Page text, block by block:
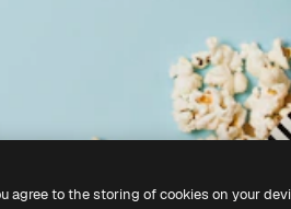
agree to the storing of cookies on your